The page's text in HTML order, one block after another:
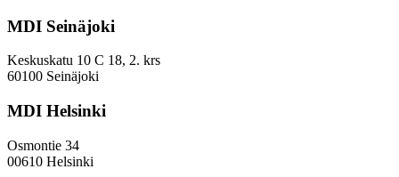
MDI Seinäjoki
Keskuskatu 10 C 18, 2. krs
60100 Seinäjoki
MDI Helsinki
Osmontie 34
00610 Helsinki